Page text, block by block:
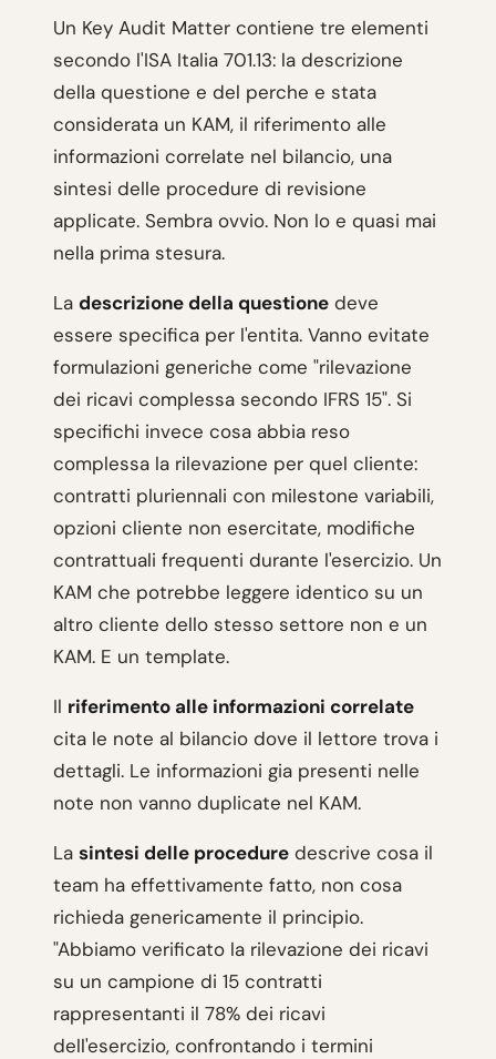
Un Key Audit Matter contiene tre elementi
secondo l'ISA Italia 701.13: la descrizione
della questione e del perche e stata
considerata un KAM, il riferimento alle
informazioni correlate nel bilancio, una
sintesi delle procedure di revisione
applicate. Sembra ovvio. Non lo e quasi mai
nella prima stesura.
La descrizione della questione deve
essere specifica per l'entita. Vanno evitate
formulazioni generiche come "rilevazione
dei ricavi complessa secondo IFRS 15". Si
specifichi invece cosa abbia reso
complessa la rilevazione per quel cliente:
contratti pluriennali con milestone variabili,
opzioni cliente non esercitate, modifiche
contrattuali frequenti durante l'esercizio. Un
KAM che potrebbe leggere identico su un
altro cliente dello stesso settore non e un
KAM. E un template.
Il riferimento alle informazioni correlate
cita le note al bilancio dove il lettore trova i
dettagli. Le informazioni gia presenti nelle
note non vanno duplicate nel KAM.
La sintesi delle procedure descrive cosa il
team ha effettivamente fatto, non cosa
richieda genericamente il principio.
"Abbiamo verificato la rilevazione dei ricavi
su un campione di 15 contratti
rappresentanti il 78% dei ricavi
dell'esercizio, confrontando i termini